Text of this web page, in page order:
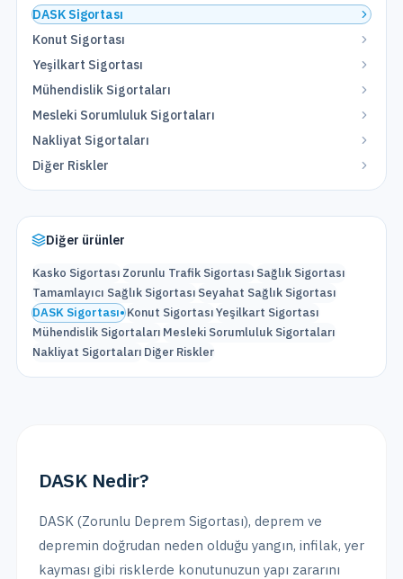
DASK Sigortası
Konut Sigortası
Yeşilkart Sigortası
Mühendislik Sigortaları
Mesleki Sorumluluk Sigortaları
Nakliyat Sigortaları
Diğer Riskler
Diğer ürünler
Kasko Sigortası Zorunlu Trafik Sigortası Sağlık Sigortası
Tamamlayıcı Sağlık Sigortası Seyahat Sağlık Sigortası
DASK Sigortası•Konut SigortasıYeşilkart Sigortası
Mühendislik Sigortaları Mesleki Sorumluluk Sigortaları
Nakliyat Sigortaları Diğer Riskler
DASK Nedir?
DASK (Zorunlu Deprem Sigortası), deprem ve
depremin doğrudan neden olduğu yangın, infilak, yer
kayması gibi risklerde konutunuzun yapı zararını